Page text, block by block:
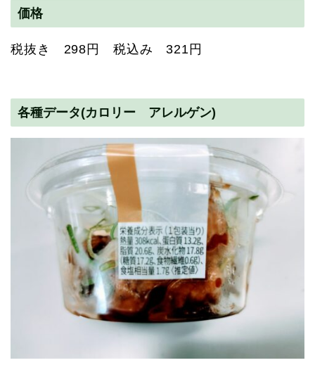
価格
税抜き 298円 税込み 321円
各種データ(カロリー アレルゲン)